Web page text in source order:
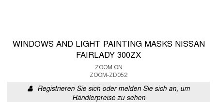
WINDOWS AND LIGHT PAINTING MASKS NISSAN
FAIRLADY 300ZX
ZOOM ON
ZOOM-ZD052
Registrieren Sie sich oder melden Sie sich an, um
Händlerpreise zu sehen